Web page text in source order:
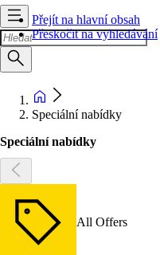
Přejít na hlavní obsah
Přeskočit na vyhledávání
Speciální nabídky
Speciální nabídky
All Offers